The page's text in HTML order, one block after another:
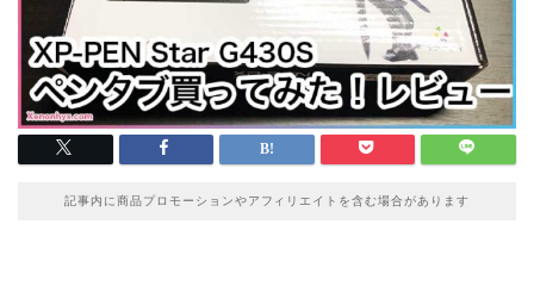
記事内に商品プロモーションやアフィリエイトを含む場合があります